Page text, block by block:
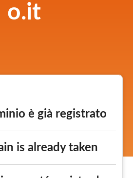
o.it
è già registrato
is already taken